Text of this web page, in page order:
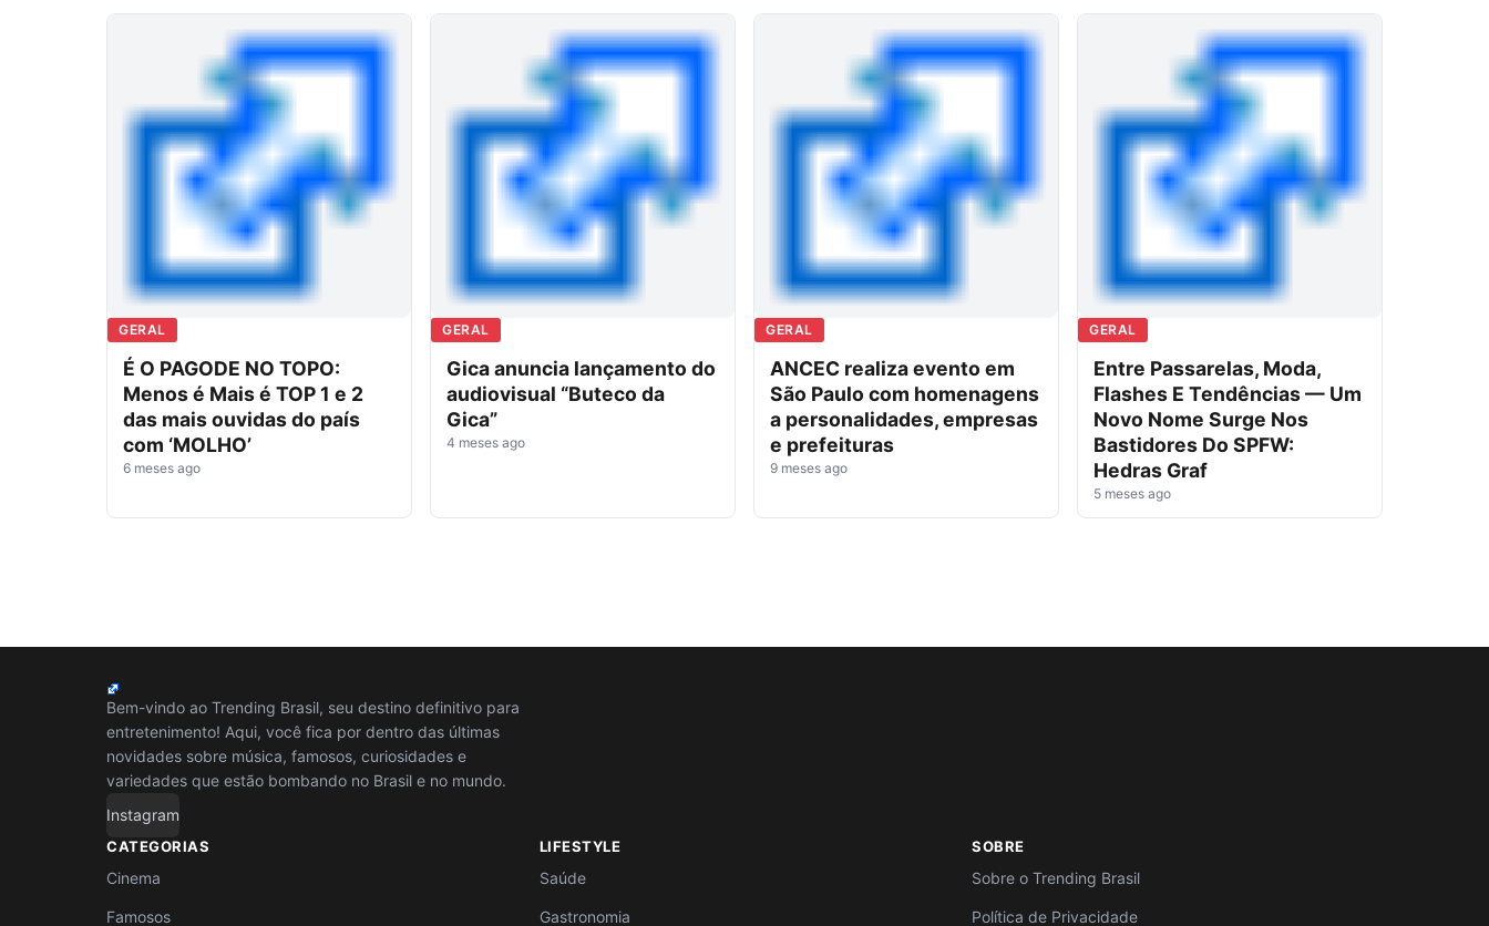
GERAL
É O PAGODE NO TOPO:
Menos é Mais é TOP 1 e 2
das mais ouvidas do país
com ‘MOLHO’
6 meses ago
GERAL
Gica anuncia lançamento do
audiovisual “Buteco da
Gica”
4 meses ago
GERAL
ANCEC realiza evento em
São Paulo com homenagens
a personalidades, empresas
e prefeituras
9 meses ago
GERAL
Entre Passarelas, Moda,
Flashes E Tendências — Um
Novo Nome Surge Nos
Bastidores Do SPFW:
Hedras Graf
5 meses ago
Bem-vindo ao Trending Brasil, seu destino definitivo para
entretenimento! Aqui, você fica por dentro das últimas
novidades sobre música, famosos, curiosidades e
variedades que estão bombando no Brasil e no mundo.
Instagram
CATEGORIAS
Cinema
Famosos
LIFESTYLE
Saúde
Gastronomia
SOBRE
Sobre o Trending Brasil
Política de Privacidade